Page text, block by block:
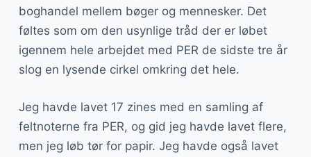
boghandel mellem bøger og mennesker. Det
føltes som om den usynlige tråd der er løbet
igennem hele arbejdet med PER de sidste tre år
slog en lysende cirkel omkring det hele.
Jeg havde lavet 17 zines med en samling af
feltnoterne fra PER, og gid jeg havde lavet flere,
men jeg løb tør for papir. Jeg havde også lavet